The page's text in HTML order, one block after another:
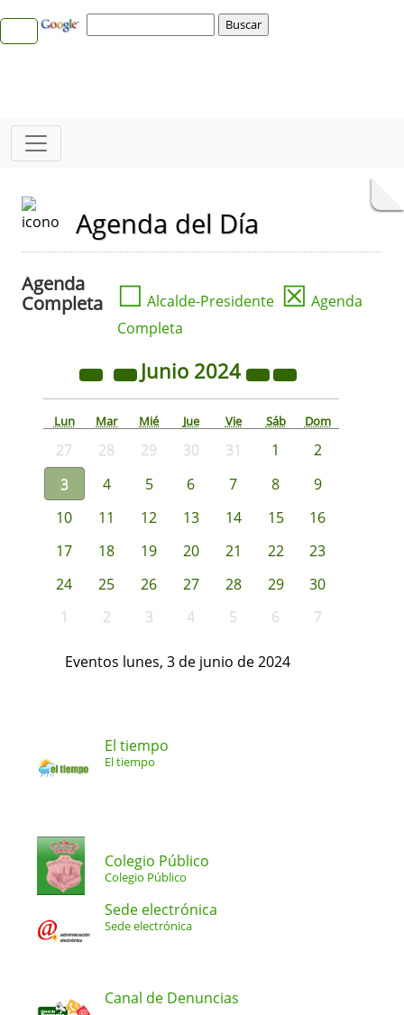
Agenda del Día
Agenda
Completa
☐ Alcalde-Presidente ☒ Agenda
Completa
Junio 2024
Lun Mar Mié Jue Vie Sáb Dom
27 28 29 30 31 1
2
3
4 5 6 7 8
9
10
11 12 13 14 15
16
17
18 19 20 21 22
23
24
25 26 27 28 29
30
1
2 3 4 5 6 7
Eventos lunes, 3 de junio de 2024
El tiempo
El tiempo
Colegio Público
Colegio Público
Sede electrónica
Sede electrónica
Canal de Denuncias